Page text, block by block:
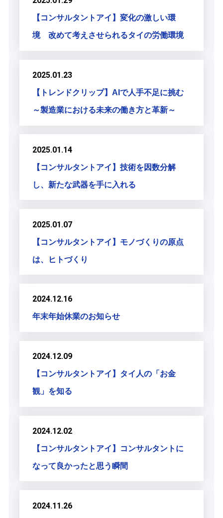
【コンサルタントアイ】変化の激しい環
境 改めて考えさせられるタイの労働環境
2025.01.23
【トレンドクリップ】AIで人手不足に挑む
～製造業における未来の働き方と革新～
2025.01.14
【コンサルタントアイ】技術を因数分解
し、新たな武器を手に入れる
2025.01.07
【コンサルタントアイ】モノづくりの原点
は、ヒトづくり
2024.12.16
年末年始休業のお知らせ
2024.12.09
【コンサルタントアイ】タイ人の「お金
観」を知る
2024.12.02
【コンサルタントアイ】コンサルタントに
なって良かったと思う瞬間
2024.11.26